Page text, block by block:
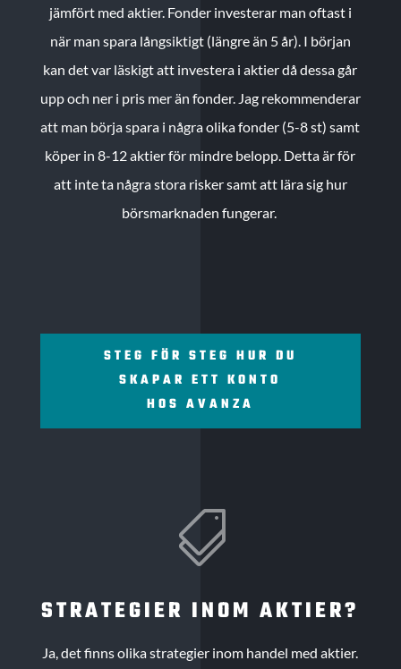
jämfört med aktier. Fonder investerar man oftast i
när man spara långsiktigt (längre än 5 år). I början
kan det var läskigt att investera i aktier då dessa går
upp och ner i pris mer än fonder. Jag rekommenderar
att man börja spara i några olika fonder (5-8 st) samt
köper in 8-12 aktier för mindre belopp. Detta är för
att inte ta några stora risker samt att lära sig hur
börsmarknaden fungerar.
STEG FÖR STEG HUR DU
SKAPAR ETT KONTO
HOS AVANZA

STRATEGIER INOM AKTIER?
Ja, det finns olika strategier inom handel med aktier.